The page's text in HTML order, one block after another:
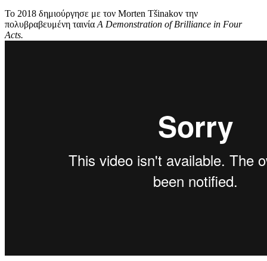
Το 2018 δημιούργησε με τον Morten Tšinakov την
πολυβραβευμένη ταινία A Demonstration of Brilliance in Four
Acts.